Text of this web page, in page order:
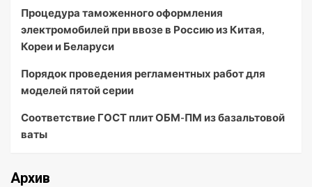
Процедура таможенного оформления
электромобилей при ввозе в Россию из Китая,
Кореи и Беларуси
Порядок проведения регламентных работ для
моделей пятой серии
Соответствие ГОСТ плит ОБМ-ПМ из базальтовой
ваты
Архив